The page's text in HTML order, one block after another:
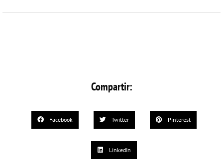
Compartir:
Facebook Twitter Pinterest
LinkedIn